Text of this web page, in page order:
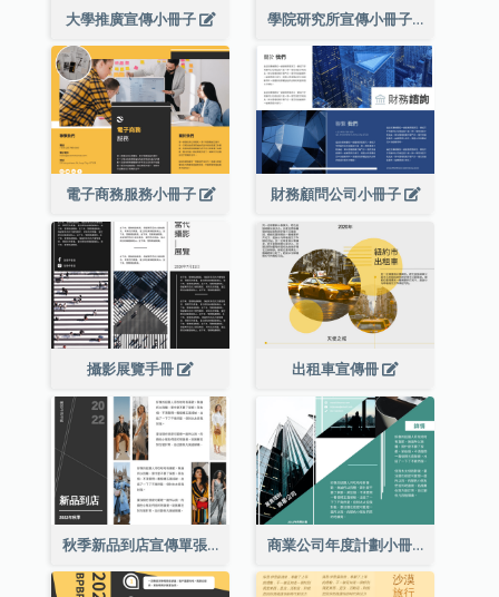
大學推廣宣傳小冊子 學院研究所宣傳小冊子
電子商務服務小冊子 財務顧問公司小冊子
攝影展覽手冊 出租車宣傳冊
秋季新品到店宣傳單張(附圖) 商業公司年度計劃小冊子